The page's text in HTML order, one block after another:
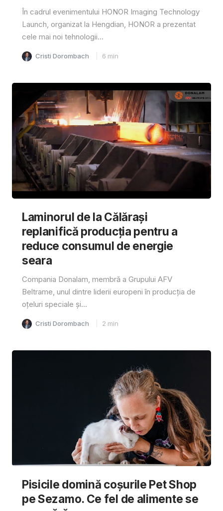
În cadrul evenimentului HONOR Imaging Technology
Launch, organizat la Hengdian, HONOR a prezentat
cele mai noi tehnologii...
Cristi Dorombach 6 min
Laminorul de la Călărași
replanifică producția pentru a
reduce consumul de energie
seara
Compania Donalam, membră a Grupului AFV
Beltrame, unul dintre liderii europeni în producția de
oțeluri speciale și...
Cristi Dorombach 2 min
Pisicile domină coșurile Pet Shop
pe Sezamo. Ce fel de alimente se